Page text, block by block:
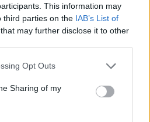
This information may
third parties on the IAB’s List of
that may further disclose it to other
app uses one or more Google
behaviour. You may click to
and its third-party tags to
purposes in below Google
Opt Outs
Sharing of my
fanno